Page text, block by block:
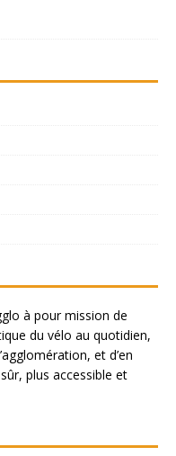
à pour mission de
du vélo au quotidien,
et d’en
plus accessible et